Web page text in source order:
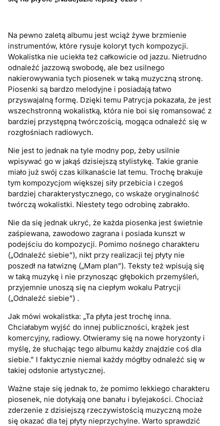
Na pewno zaletą albumu jest wciąż żywe brzmienie
instrumentów, które rysuje koloryt tych kompozycji.
Wokalistka nie uciekła też całkowicie od jazzu. Nietrudno
odnaleźć jazzową swobodę, ale bez usilnego
nakierowywania tych piosenek w taką muzyczną stronę.
Piosenki są bardzo melodyjne i posiadają łatwo
przyswajalną formę. Dzięki temu Patrycja pokazała, że jest
wszechstronną wokalistką, która nie boi się romansować z
bardziej przystępną twórczością, mogąca odnaleźć się w
rozgłośniach radiowych.
Nie jest to jednak na tyle modny pop, żeby usilnie
wpisywać go w jakąś dzisiejszą stylistykę. Takie granie
miało już swój czas kilkanaście lat temu. Trochę brakuje
tym kompozycjom większej siły przebicia i czegoś
bardziej charakterystycznego, co wskaże oryginalność
twórczą wokalistki. Niestety tego odrobinę zabrakło.
Nie da się jednak ukryć, że każda piosenka jest świetnie
zaśpiewana, zawodowo zagrana i posiada kunszt w
podejściu do kompozycji. Pomimo nośnego charakteru
(„Odnaleźć siebie”), nikt przy realizacji tej płyty nie
poszedł na łatwiznę („Mam plan”). Teksty też wpisują się
w taką muzykę i nie przynosząc głębokich przemyśleń,
przyjemnie unoszą się na ciepłym wokalu Patrycji
(„Odnaleźć siebie”) .
Jak mówi wokalistka: „Ta płyta jest trochę inna.
Chciałabym wyjść do innej publiczności, krążek jest
komercyjny, radiowy. Otwieramy się na nowe horyzonty i
myślę, że słuchając tego albumu każdy znajdzie coś dla
siebie.” I faktycznie niemal każdy mógłby odnaleźć się w
takiej odsłonie artystycznej.
Ważne staje się jednak to, że pomimo lekkiego charakteru
piosenek, nie dotykają one banału i bylejakości. Chociaż
zderzenie z dzisiejszą rzeczywistością muzyczną może
się okazać dla tej płyty nieprzychylne. Warto sprawdzić